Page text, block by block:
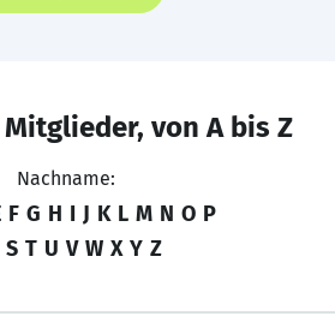
Mitglieder, von A bis Z
Nachname:
F G H I J K L M N O P
S T U V W X Y Z